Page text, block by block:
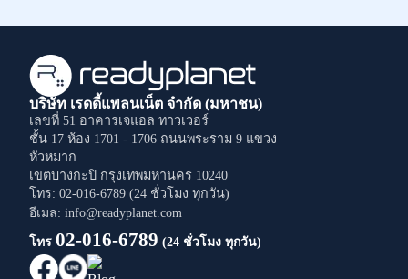
บริษัท เรดดี้แพลนเน็ต จำกัด (มหาชน)
เลขที่ 51 อาคารเจแอล ทาวเวอร์
ชั้น 17 ห้อง 1701 - 1706 ถนนพระราม 9 แขวง
หัวหมาก
เขตบางกะปิ กรุงเทพมหานคร 10240
โทร: 02-016-6789 (24 ชั่วโมง ทุกวัน)
อีเมล: info@readyplanet.com
โทร 02-016-6789 (24 ชั่วโมง ทุกวัน)